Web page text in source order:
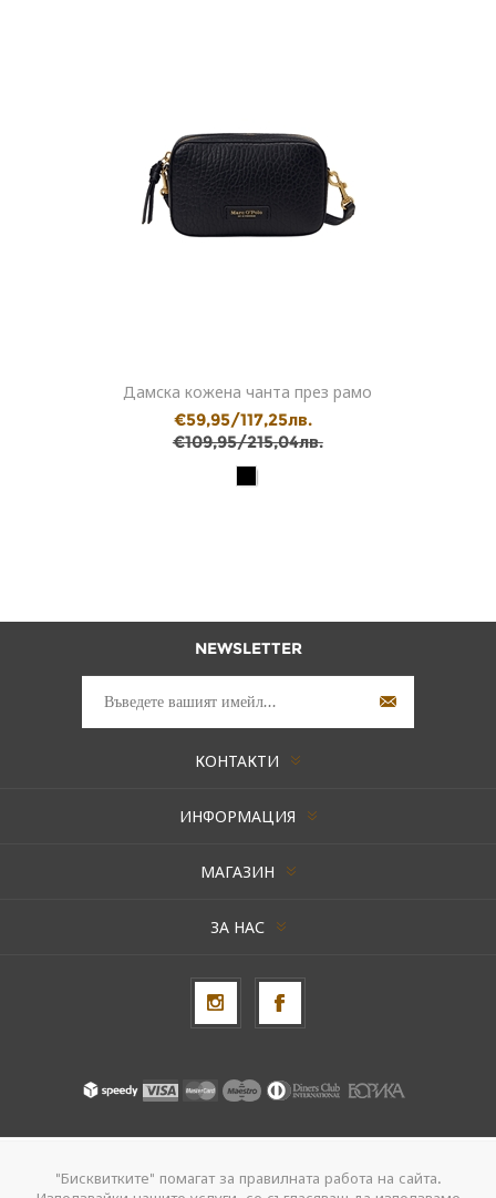
Дамска кожена чанта през рамо
€59,95/117,25лв.
€109,95/215,04лв.
NEWSLETTER
КОНТАКТИ
ИНФОРМАЦИЯ
МАГАЗИН
ЗА НАС
Авторски права © 2026 AxentBox. Всички права запазени.
"Бисквитките" помагат за правилната работа на сайта.